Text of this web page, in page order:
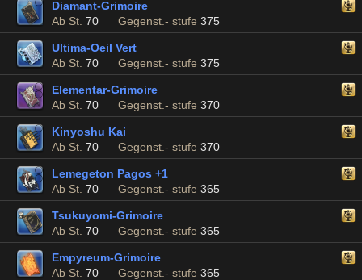
Diamant-Grimoire
Ab St. 70 Gegenst.- stufe 375
Ultima-Oeil Vert
Ab St. 70 Gegenst.- stufe 375
Elementar-Grimoire
Ab St. 70 Gegenst.- stufe 370
Kinyoshu Kai
Ab St. 70 Gegenst.- stufe 370
Lemegeton Pagos +1
Ab St. 70 Gegenst.- stufe 365
Tsukuyomi-Grimoire
Ab St. 70 Gegenst.- stufe 365
Empyreum-Grimoire
Ab St. 70 Gegenst.- stufe 365